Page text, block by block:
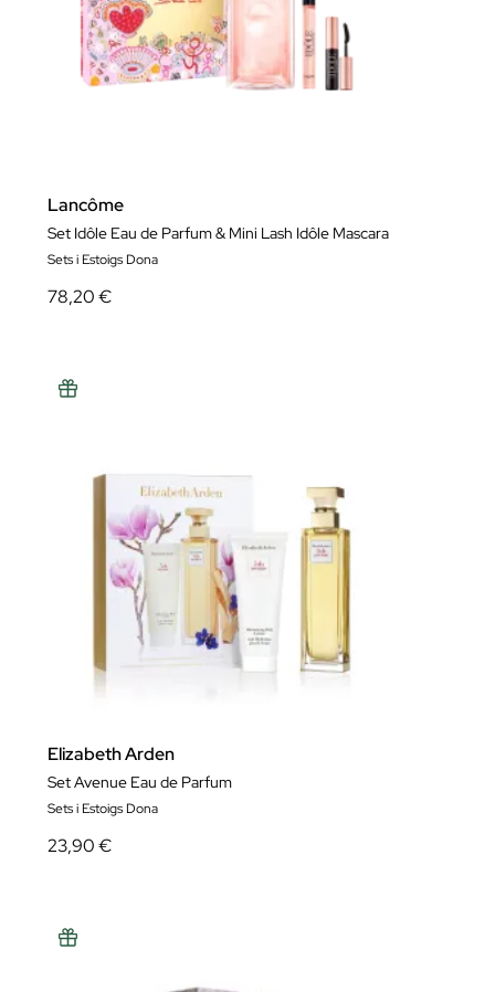
Lancôme
Set Idôle Eau de Parfum & Mini Lash Idôle Mascara
Sets i Estoigs Dona
78,20 €
Elizabeth Arden
Set Avenue Eau de Parfum
Sets i Estoigs Dona
23,90 €